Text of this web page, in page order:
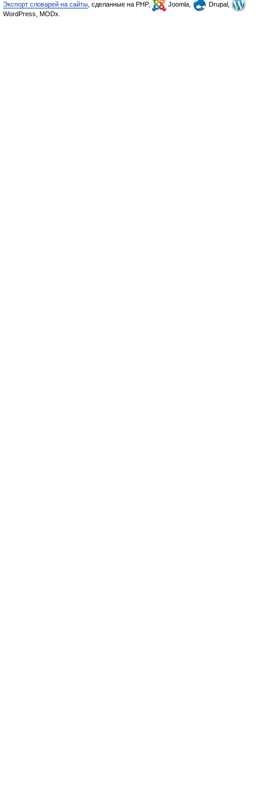
Экспорт словарей на сайты , сделанные на PHP, Joomla,
Drupal,
WordPress, MODx.